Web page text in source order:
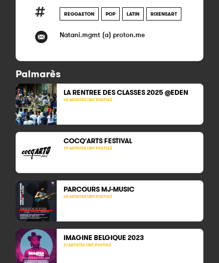
REGGAETON POP LATIN RIXENSART
Natani.mgmt (a) proton.me
Palmarès
LA RENTREE DES CLASSES 2025 @EDEN
45 ARTISTES ONT POSTULÉ
COCQ'ARTS FESTIVAL
171 ARTISTES ONT POSTULÉ
PARCOURS MJ-MUSIC
68 ARTISTES ONT POSTULÉ
IMAGINE BELGIQUE 2023
21 ARTISTES ONT POSTULÉ